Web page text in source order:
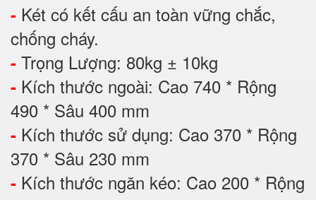
- Két có kết cấu an toàn vững chắc,
chống cháy.
- Trọng Lượng: 80kg ± 10kg
- Kích thước ngoài: Cao 740 * Rộng
490 * Sâu 400 mm
- Kích thước sử dụng: Cao 370 * Rộng
370 * Sâu 230 mm
- Kích thước ngăn kéo: Cao 200 * Rộng